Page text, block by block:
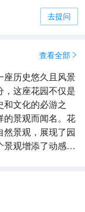
去提问
查看全部 
座历史悠久且风景
，这座花园不仅是
文化的必游之
的景观而闻名。花
然景观，展现了园
景观增添了动感和
史事件和人物。
会到浓厚的历史